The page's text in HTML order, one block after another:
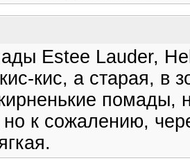
Estee Lauder,
кис, а старая, в
помады,
к сожалению,